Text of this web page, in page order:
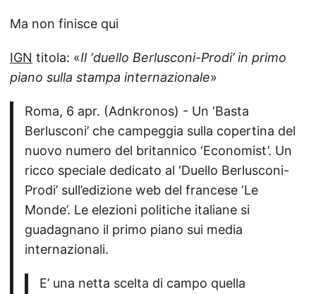
Ma non finisce qui
IGN titola: «Il ‘duello Berlusconi-Prodi’ in primo
piano sulla stampa internazionale»
Roma, 6 apr. (Adnkronos) - Un ‘Basta
Berlusconi’ che campeggia sulla copertina del
nuovo numero del britannico ‘Economist’. Un
ricco speciale dedicato al ‘Duello Berlusconi-
Prodi’ sull’edizione web del francese ‘Le
Monde’. Le elezioni politiche italiane si
guadagnano il primo piano sui media
internazionali.
E’ una netta scelta di campo quella